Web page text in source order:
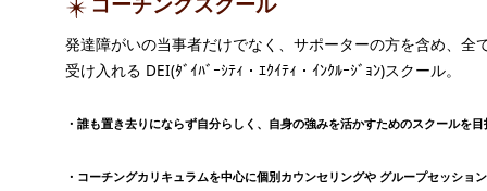
コーチングスクール
発達障がいの当事者だけでなく、サポーターの方を含め、全
受け入れる DEI(ﾀﾞｲﾊﾞｰｼﾃｨ・ｴｸｲﾃｨ・ｲﾝｸﾙｰｼﾞｮﾝ)スクール。
・誰も置き去りにならず自分らしく、自身の強みを活かすためのスクールを
・コーチングカリキュラムを中心に個別カウンセリングや グループセッショ